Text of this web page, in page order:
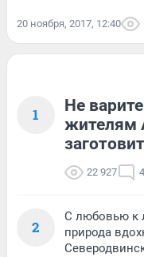
20 ноября, 2017, 12:40
1
Не
жителям
22 927 4
2
С любовью к
природа